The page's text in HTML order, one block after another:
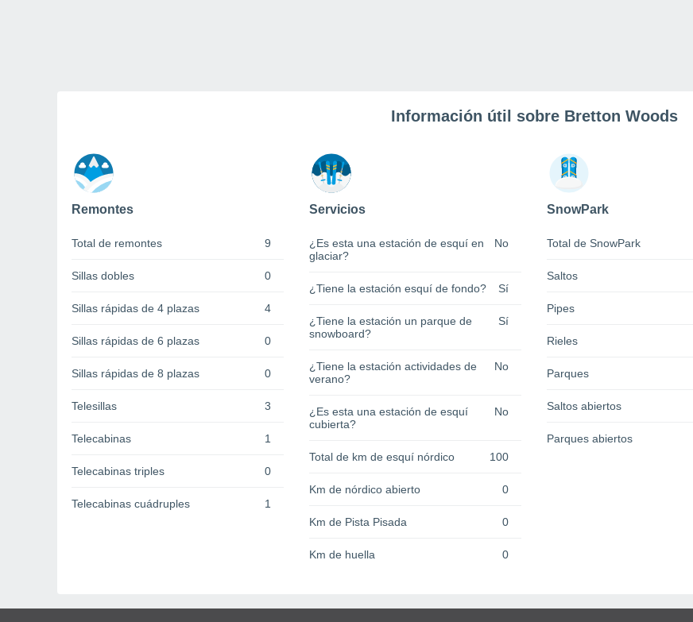
Información útil sobre Bretton Woods
Remontes
Total de remontes 9
Sillas dobles 0
Sillas rápidas de 4 plazas 4
Sillas rápidas de 6 plazas 0
Sillas rápidas de 8 plazas 0
Telesillas 3
Telecabinas 1
Telecabinas triples 0
Telecabinas cuádruples 1
Servicios
¿Es esta una estación de esquí en
glaciar?
No
¿Tiene la estación esquí de fondo? Sí
¿Tiene la estación un parque de
snowboard?
Sí
¿Tiene la estación actividades de
verano?
No
¿Es esta una estación de esquí
cubierta?
No
Total de km de esquí nórdico 100
Km de nórdico abierto 0
Km de Pista Pisada 0
Km de huella 0
SnowPark
Total de SnowPark
Saltos
Pipes
Rieles
Parques
Saltos abiertos
Parques abiertos